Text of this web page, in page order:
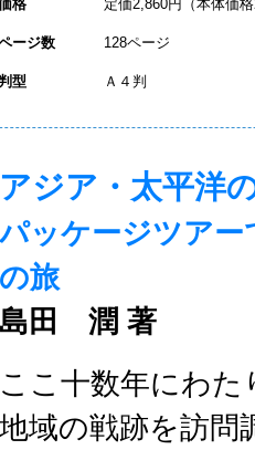
格 定価2,860円（本体価
ージ数 128ページ
型 Ａ４判
アジア・太平洋
パッケージツアー
の旅
島田 潤 著
ここ十数年にわ
地域の戦跡を訪問